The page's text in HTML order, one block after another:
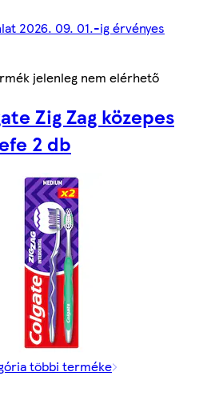
2026. 09. 01.-ig érvényes
jelenleg nem elérhető
Zig Zag közepes
2 db
többi terméke